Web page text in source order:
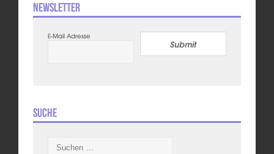
Newsletter
E-Mail Adresse
Submit
Suche
nach: